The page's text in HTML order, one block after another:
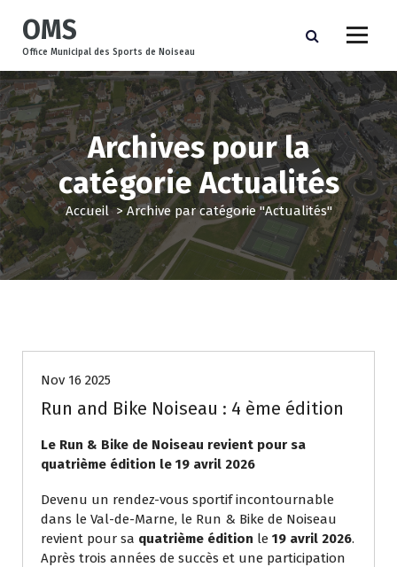
e
r
a
u
c
o
n
t
e
n
u
OMS
Office Municipal des Sports de Noiseau
Archives pour la
catégorie Actualités
Accueil>Archive par catégorie "Actualités"
Nov 16 2025
Run and Bike Noiseau : 4 ème édition
Le Run & Bike de Noiseau revient pour sa
quatrième édition le 19 avril 2026
Devenu un rendez-vous sportif incontournable
dans le Val-de-Marne, le Run & Bike de Noiseau
revient pour sa quatrième édition le 19 avril 2026.
Après trois années de succès et une participation